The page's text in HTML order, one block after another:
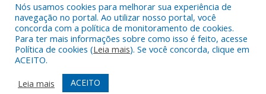
Todos os direitos reservados a Prefeitura Municipal de São João
do Araguaia.
Mapa do Site
Acessar Área Administrativa
Nós usamos cookies para melhorar sua experiência de
navegação no portal. Ao utilizar nosso portal, você
concorda com a política de monitoramento de cookies.
Para ter mais informações sobre como isso é feito, acesse
Política de cookies (Leia mais). Se você concorda, clique em
ACEITO.
Leia mais
ACEITO